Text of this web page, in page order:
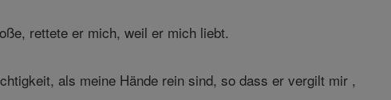
rettete er mich, weil er mich liebt.
als meine Hände rein sind, so dass er vergilt mir ,